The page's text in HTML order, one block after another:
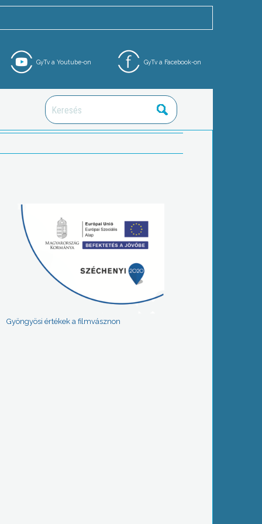
GyTv a Facebook-on
GyTv a Youtube-on
Gyöngyösi értékek a filmvásznon